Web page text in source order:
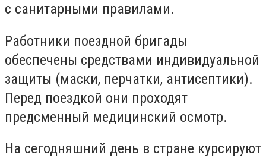
с санитарными правилами.
Работники поездной бригады
обеспечены средствами индивидуальной
защиты (маски, перчатки, антисептики).
Перед поездкой они проходят
предсменный медицинский осмотр.
На сегодняшний день в стране курсируют